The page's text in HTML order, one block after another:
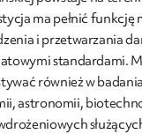
ma pełnić
i przetwarzania
standardami.
również w
astronomii,